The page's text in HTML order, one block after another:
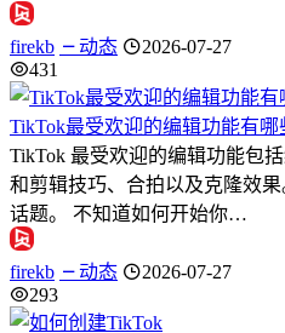
firekb 动态
2026-07-27
431
TikTok最受欢迎的编辑功能有哪
TikTok 最受欢迎的编辑功能包
和剪辑技巧、合拍以及克隆效
话题。 不知道如何开始你…
firekb 动态
2026-07-27
293